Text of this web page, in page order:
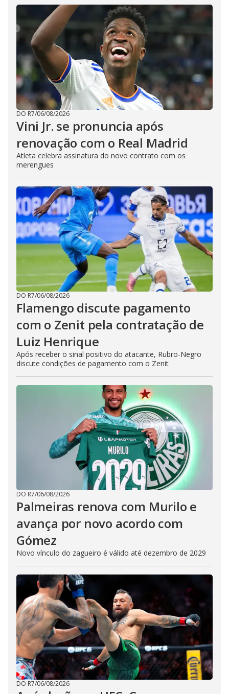
DO R7/06/08/2026
Vini Jr. se pronuncia após
renovação com o Real Madrid
Atleta celebra assinatura do novo contrato com os
merengues
DO R7/06/08/2026
Flamengo discute pagamento
com o Zenit pela contratação de
Luiz Henrique
Após receber o sinal positivo do atacante, Rubro-Negro
discute condições de pagamento com o Zenit
DO R7/06/08/2026
Palmeiras renova com Murilo e
avança por novo acordo com
Gómez
Novo vínculo do zagueiro é válido até dezembro de 2029
DO R7/06/08/2026